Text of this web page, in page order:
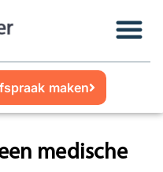
maken
medische